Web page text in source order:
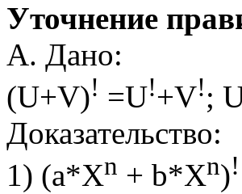
Уточнение
А. Дано:
(U+V)! =U!+V!;
Доказательство:
1) (a*Xn + b*Xn)!